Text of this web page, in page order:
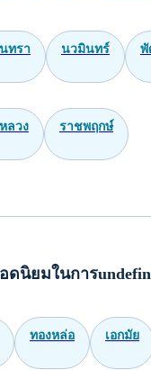
ทรา นวมินทร์ พั
ลวง ราชพฤกษ์
ดนิยมในการ
ทองหล่อ เอกมัย